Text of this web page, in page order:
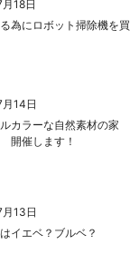
18日
為にロボット掃除機を買
14日
カラーな自然素材の家
開催します！
13日
イエベ？ブルベ？